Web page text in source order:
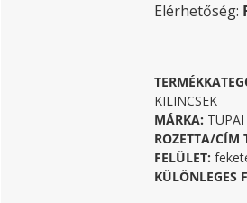
Elérhetőség:
KILINCSEK
MÁRKA:
ROZETTA/CÍM
FELÜLET:
KÜLÖNLEGES